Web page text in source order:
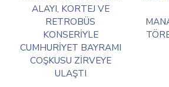
ALAYI, KORTEJ VE
RETROBÜS
KONSERİYLE
CUMHURİYET BAYRAMI
COŞKUSU ZİRVEYE
ULAŞTI